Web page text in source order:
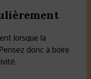
lorsque la
donc à boire